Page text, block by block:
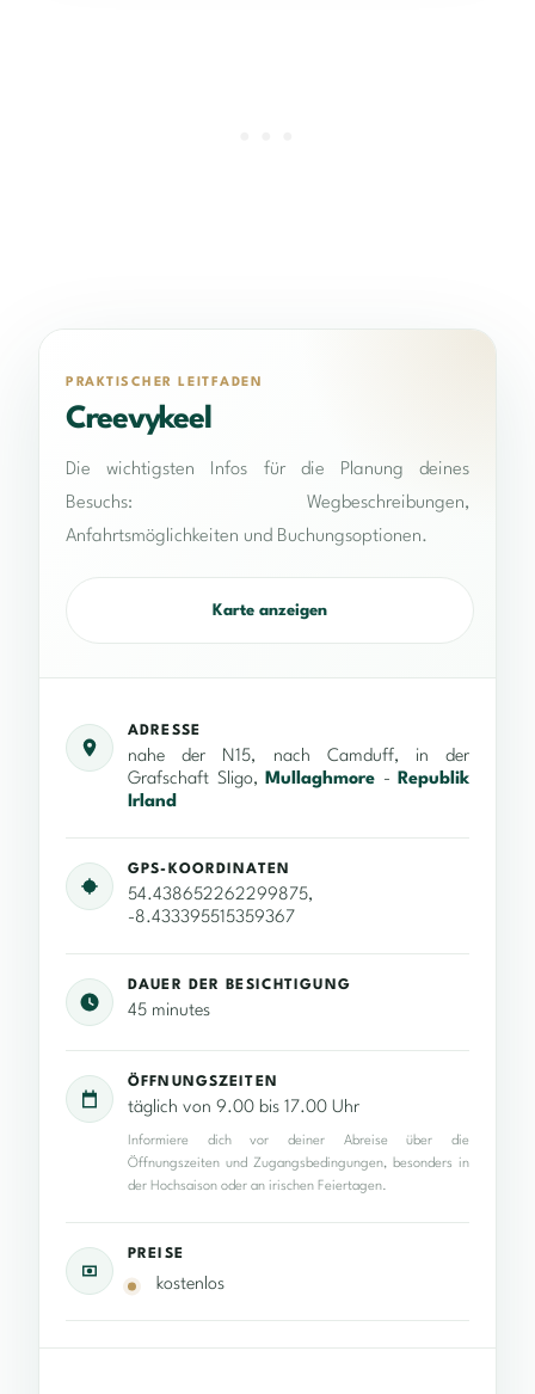
PRAKTISCHER LEITFADEN
Creevykeel
Die wichtigsten Infos für die Planung deines
Besuchs: Wegbeschreibungen,
Anfahrtsmöglichkeiten und Buchungsoptionen.
Karte anzeigen
ADRESSE
nahe der N15, nach Camduff, in der
Grafschaft Sligo, Mullaghmore - Republik
Irland
GPS-KOORDINATEN
54.438652262299875,
-8.433395515359367
DAUER DER BESICHTIGUNG
45 minutes
ÖFFNUNGSZEITEN
täglich von 9.00 bis 17.00 Uhr
Informiere dich vor deiner Abreise über die
Öffnungszeiten und Zugangsbedingungen, besonders in
der Hochsaison oder an irischen Feiertagen.
PREISE
kostenlos